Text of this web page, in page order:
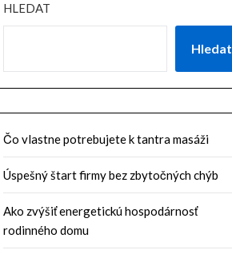
HLEDAT
Hledat
Čo vlastne potrebujete k tantra masáži
Úspešný štart firmy bez zbytočných chýb
Ako zvýšiť energetickú hospodárnosť
rodinného domu